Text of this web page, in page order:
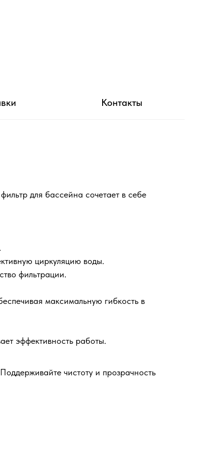
Контакты
для бассейна сочетает в себе
циркуляцию воды.
фильтрации.
максимальную гибкость в
эффективность работы.
чистоту и прозрачность